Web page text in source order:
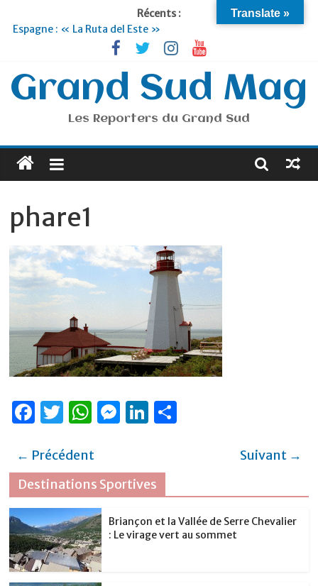
Récents :
Espagne : « La Ruta del Este »
Lyon : « Cirque Imagine »… Retour le 19 Septembre !
Briançon et la Vallée de Serre Chevalier : Le virage vert au
sommet
Je suis en Voyage
Portugal : « Tout l’Alentejo à pied »
Grand Sud Mag
Les Reporters du Grand Sud
phare1
F
c
e
b
o
o
k
T
it
te
r
W
at
s
A
p
p
M
e
n
g
Li
e
dI
n
er
← Précédent
Suivant →
Destinations Sportives
Briançon et la Vallée de Serre Chevalier
: Le virage vert au sommet
Translate »